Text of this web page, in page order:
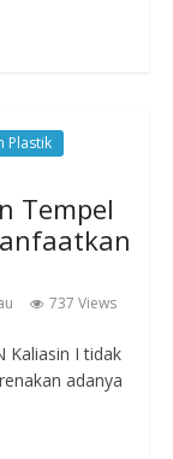
Plastik
Tempel
737 Views
Kaliasin I tidak
adanya